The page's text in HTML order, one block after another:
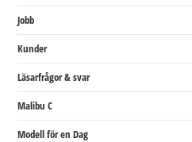
Jobb
Kunder
Läsarfrågor & svar
Malibu C
Modell för en Dag